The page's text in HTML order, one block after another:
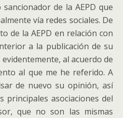
de la AEPD que
vía redes sociales. De
de la AEPD en relación con
a la publicación de su
al acuerdo de
al que me he referido. A
de nuevo su opinión, así
principales asociaciones del
que no son las mismas